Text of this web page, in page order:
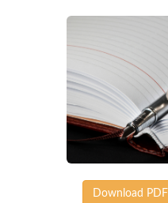
Download PDF